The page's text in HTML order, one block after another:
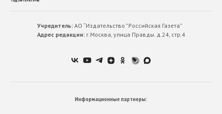
Учредитель:АО “Издательство ”Российская Газета”
Адрес редакции:г.Москва, улица Правды. д.24, стр.4
Информационные партнеры: